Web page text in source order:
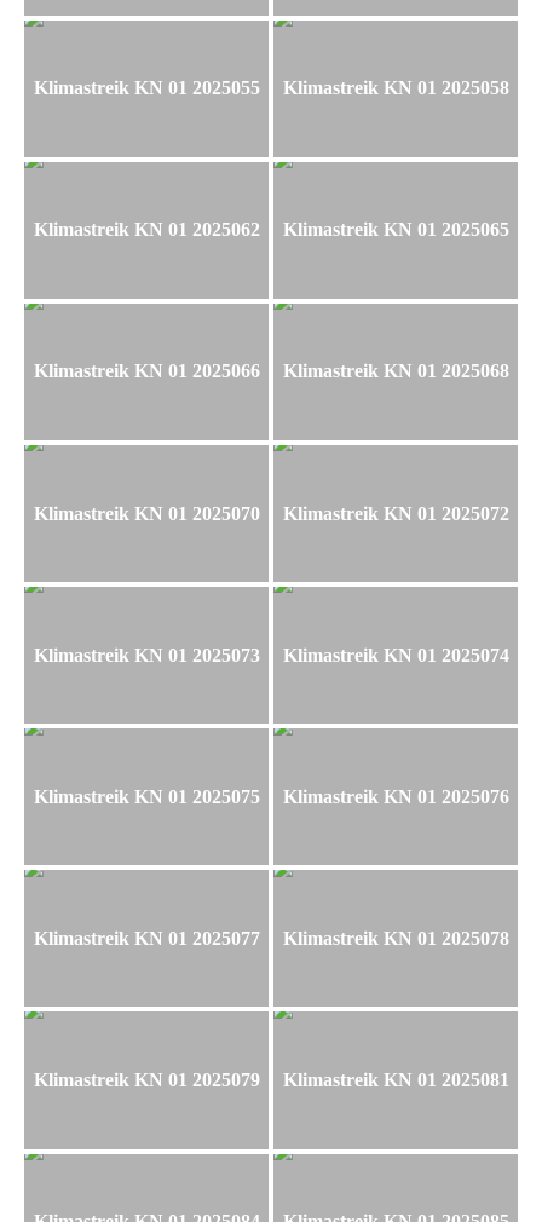
Klimastreik KN 01 2025055 Klimastreik KN 01 2025058
Klimastreik KN 01 2025062 Klimastreik KN 01 2025065
Klimastreik KN 01 2025066 Klimastreik KN 01 2025068
Klimastreik KN 01 2025070 Klimastreik KN 01 2025072
Klimastreik KN 01 2025073 Klimastreik KN 01 2025074
Klimastreik KN 01 2025075 Klimastreik KN 01 2025076
Klimastreik KN 01 2025077 Klimastreik KN 01 2025078
Klimastreik KN 01 2025079 Klimastreik KN 01 2025081